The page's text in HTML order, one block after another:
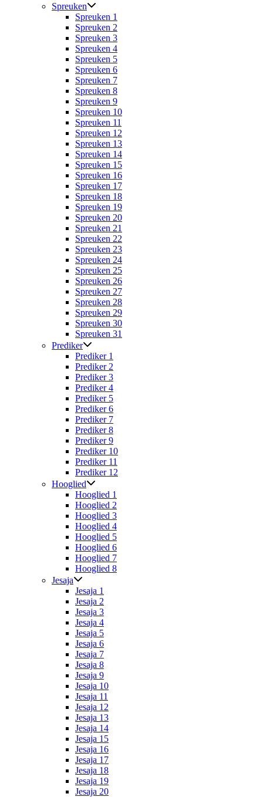
Spreuken
Spreuken 1
Spreuken 2
Spreuken 3
Spreuken 4
Spreuken 5
Spreuken 6
Spreuken 7
Spreuken 8
Spreuken 9
Spreuken 10
Spreuken 11
Spreuken 12
Spreuken 13
Spreuken 14
Spreuken 15
Spreuken 16
Spreuken 17
Spreuken 18
Spreuken 19
Spreuken 20
Spreuken 21
Spreuken 22
Spreuken 23
Spreuken 24
Spreuken 25
Spreuken 26
Spreuken 27
Spreuken 28
Spreuken 29
Spreuken 30
Spreuken 31
Prediker
Prediker 1
Prediker 2
Prediker 3
Prediker 4
Prediker 5
Prediker 6
Prediker 7
Prediker 8
Prediker 9
Prediker 10
Prediker 11
Prediker 12
Hooglied
Hooglied 1
Hooglied 2
Hooglied 3
Hooglied 4
Hooglied 5
Hooglied 6
Hooglied 7
Hooglied 8
Jesaja
Jesaja 1
Jesaja 2
Jesaja 3
Jesaja 4
Jesaja 5
Jesaja 6
Jesaja 7
Jesaja 8
Jesaja 9
Jesaja 10
Jesaja 11
Jesaja 12
Jesaja 13
Jesaja 14
Jesaja 15
Jesaja 16
Jesaja 17
Jesaja 18
Jesaja 19
Jesaja 20